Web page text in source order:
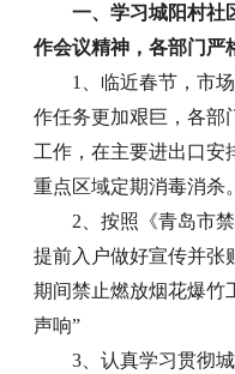
一、学习城阳村社
作会议精神，各部门严
1、临近春节，市
作任务更加艰巨，各部
工作，在主要进出口安
重点区域定期消毒消杀。
2、按照《青岛市
提前入户做好宣传并张
期间禁止燃放烟花爆竹
声响”
3、认真学习贯彻